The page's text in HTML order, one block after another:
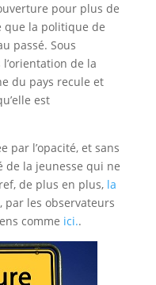
pour plus de
que la politique de
passé. Sous
de la
du pays recule et
est
par l’opacité, et sans
de la jeunesse qui ne
de plus en plus, la
par les observateurs
comme ici..